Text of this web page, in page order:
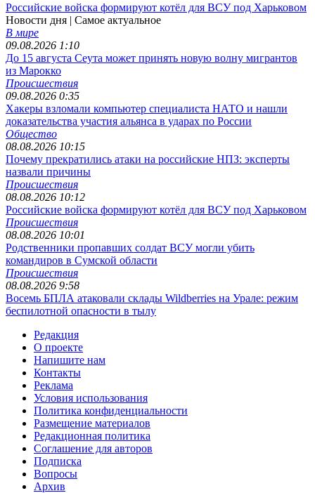
Российские войска формируют котёл для ВСУ под Харьковом
Новости дня | Самое актуальное
В мире
09.08.2026 1:10
До 15 августа Сеута может принять новую волну мигрантов
из Марокко
Происшествия
09.08.2026 0:35
Хакеры взломали компьютер специалиста НАТО и нашли
доказательства участия альянса в ударах по России
Общество
08.08.2026 10:15
Почему прекратились атаки на российские НПЗ: эксперты
назвали причины
Происшествия
08.08.2026 10:12
Российские войска формируют котёл для ВСУ под Харьковом
Происшествия
08.08.2026 10:01
Родственники пропавших солдат ВСУ могли убить
командиров в Сумской области
Происшествия
08.08.2026 9:58
Восемь БПЛА атаковали склады Wildberries на Урале: режим
беспилотной опасности в тылу
Редакция
О проекте
Напишите нам
Контакты
Реклама
Условия использования
Политика конфиденциальности
Размещение материалов
Редакционная политика
Соглашение для авторов
Подписка
Вопросы
Архив